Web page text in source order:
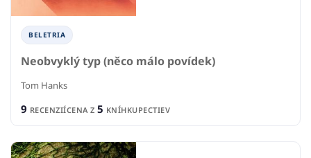
BELETRIA
Neobvyklý typ (něco málo povídek)
Tom Hanks
9 RECENZIÍCENA Z 5 KNÍHKUPECTIEV